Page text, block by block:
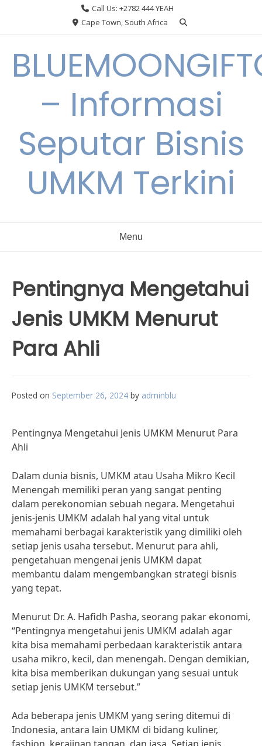
Call Us: +2782 444 YEAH
Cape Town, South Africa
– Informasi
Seputar Bisnis
UMKM Terkini
Menu
Pentingnya Mengetahui
Jenis UMKM Menurut
Para Ahli
Posted on September 26, 2024 by adminblu
Pentingnya Mengetahui Jenis UMKM Menurut Para
Ahli
Dalam dunia bisnis, UMKM atau Usaha Mikro Kecil
Menengah memiliki peran yang sangat penting
dalam perekonomian sebuah negara. Mengetahui
jenis-jenis UMKM adalah hal yang vital untuk
memahami berbagai karakteristik yang dimiliki oleh
setiap jenis usaha tersebut. Menurut para ahli,
pengetahuan mengenai jenis UMKM dapat
membantu dalam mengembangkan strategi bisnis
yang tepat.
Menurut Dr. A. Hafidh Pasha, seorang pakar ekonomi,
“Pentingnya mengetahui jenis UMKM adalah agar
kita bisa memahami perbedaan karakteristik antara
usaha mikro, kecil, dan menengah. Dengan demikian,
kita bisa memberikan dukungan yang sesuai untuk
setiap jenis UMKM tersebut.”
Ada beberapa jenis UMKM yang sering ditemui di
Indonesia, antara lain UMKM di bidang kuliner,